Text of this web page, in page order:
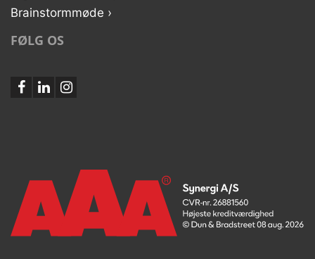
Brainstormmøde ›
FØLG OS